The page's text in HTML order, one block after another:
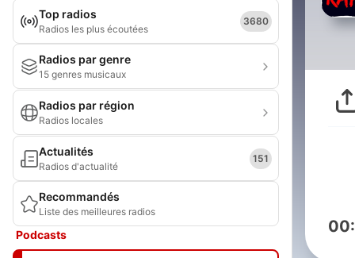
Top radios
Radios les plus écoutées
3680
Radios par genre
15 genres musicaux
Radios par région
Radios locales
Actualités
Radios d'actualité
151
Recommandés
Liste des meilleures radios
Podcasts